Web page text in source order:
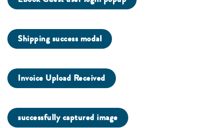
Shipping success modal
Invoice Upload Received
successfully captured image